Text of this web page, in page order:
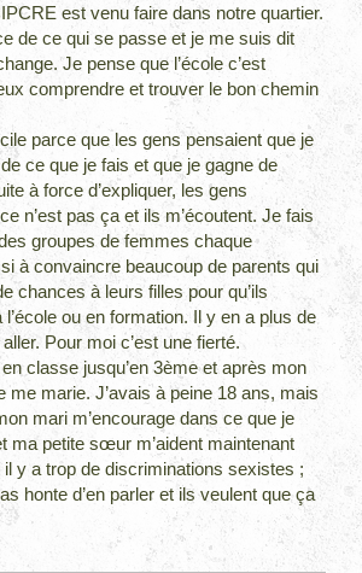
est venu faire dans notre quartier.
de ce qui se passe et je me suis dit
Je pense que l’école c’est
comprendre et trouver le bon chemin
parce que les gens pensaient que je
ce que je fais et que je gagne de
à force d’expliquer, les gens
n’est pas ça et ils m’écoutent. Je fais
groupes de femmes chaque
à convaincre beaucoup de parents qui
chances à leurs filles pour qu’ils
l’école ou en formation. Il y en a plus de
Pour moi c’est une fierté.
classe jusqu’en 3ème et après mon
me marie. J’avais à peine 18 ans, mais
mari m’encourage dans ce que je
ma petite sœur m’aident maintenant
y a trop de discriminations sexistes ;
honte d’en parler et ils veulent que ça